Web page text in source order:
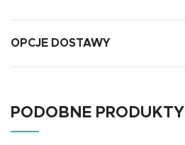
OPCJE DOSTAWY
PODOBNE PRODUKTY